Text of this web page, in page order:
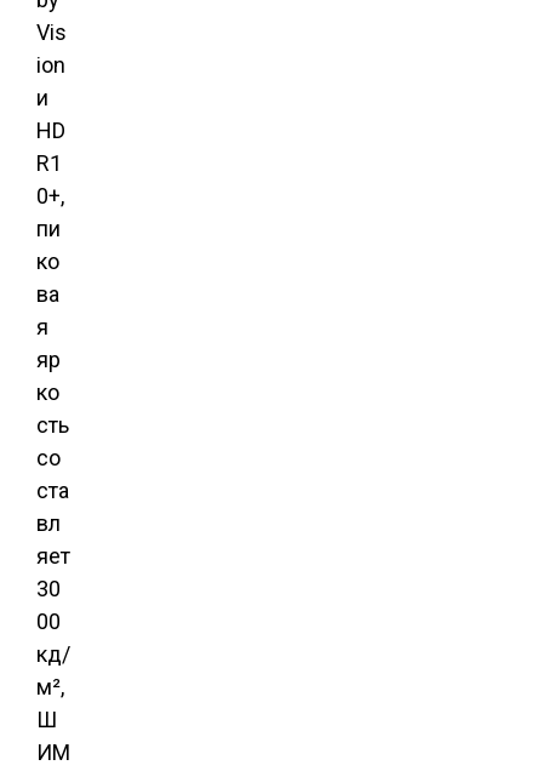
Vis
ion
и
HD
R1
0+,
пи
ко
ва
я
яр
ко
сть
со
ста
вл
яет
30
00
кд/
м²,
Ш
ИМ